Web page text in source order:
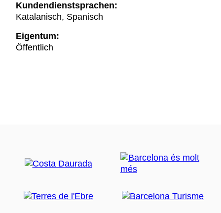
Kundendienstsprachen:
Katalanisch, Spanisch
Eigentum:
Öffentlich